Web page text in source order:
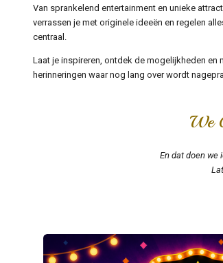
Van sprankelend entertainment en unieke
verrassen je met originele ideeën en regelen
centraal.
Laat je inspireren, ontdek de mogelijkheden en
herinneringen waar nog lang over wordt
We
En dat doen we